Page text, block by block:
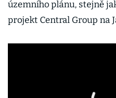
územního plánu, stejně
projekt Central Group na